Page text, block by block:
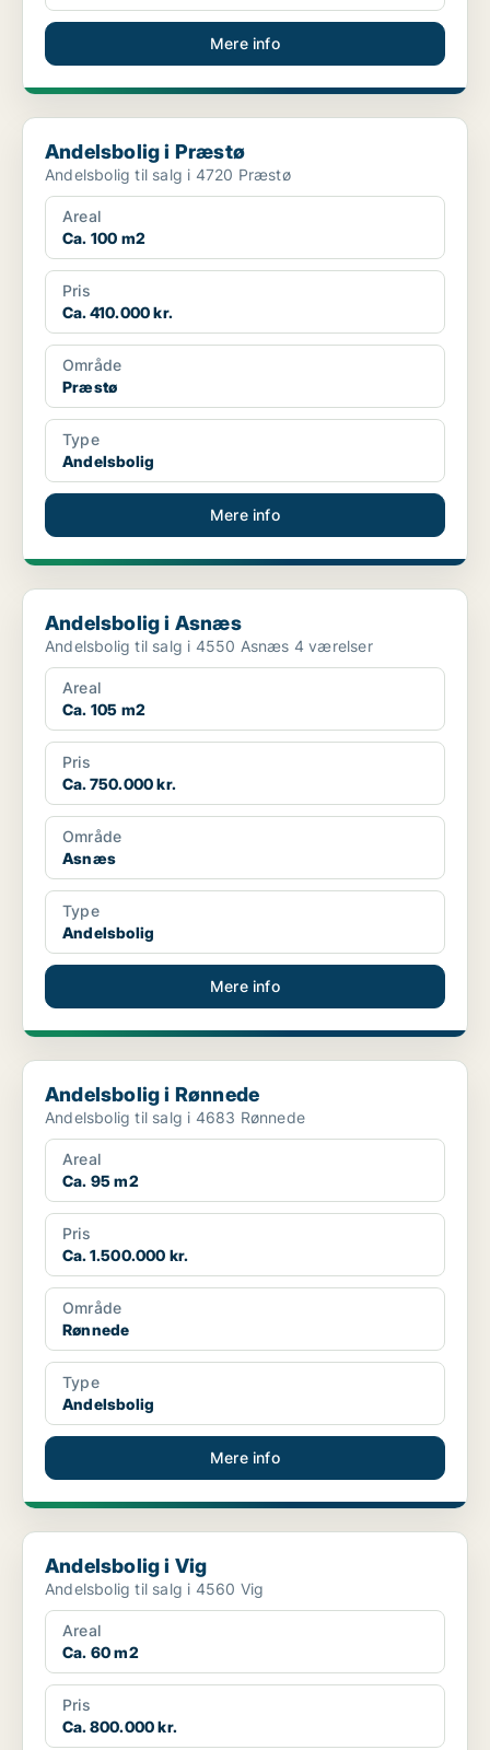
Mere info
Andelsbolig i Præstø
Andelsbolig i Præstø
Andelsbolig til salg i 4720 Præstø
Areal
Ca. 100 m2
Pris
Ca. 410.000 kr.
Område
Præstø
Type
Andelsbolig
Mere info
Andelsbolig i Asnæs
Andelsbolig i Asnæs
Andelsbolig til salg i 4550 Asnæs 4 værelser
Areal
Ca. 105 m2
Pris
Ca. 750.000 kr.
Område
Asnæs
Type
Andelsbolig
Mere info
Andelsbolig i Rønnede
Andelsbolig i Rønnede
Andelsbolig til salg i 4683 Rønnede
Areal
Ca. 95 m2
Pris
Ca. 1.500.000 kr.
Område
Rønnede
Type
Andelsbolig
Mere info
Andelsbolig i Vig
Andelsbolig i Vig
Andelsbolig til salg i 4560 Vig
Areal
Ca. 60 m2
Pris
Ca. 800.000 kr.